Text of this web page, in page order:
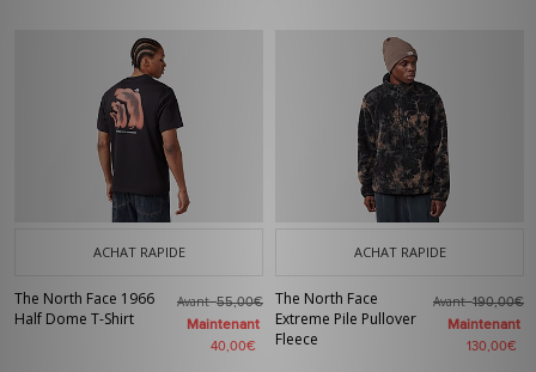
ACHAT RAPIDE
The North Face 1966
Half Dome T-Shirt
Avant55,00€
Maintenant
40,00€
ACHAT RAPIDE
The North Face
Extreme Pile Pullover
Fleece
Avant190,00€
Maintenant
130,00€